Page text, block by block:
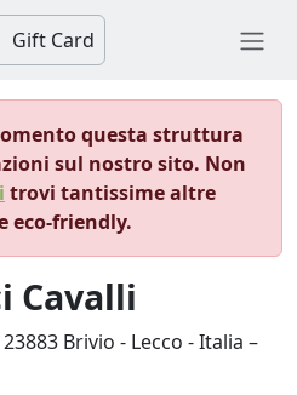
Gift Card
questa struttura
sul nostro sito. Non
trovi tantissime altre
eco-friendly.
Cavalli
23883 Brivio - Lecco -Italia –